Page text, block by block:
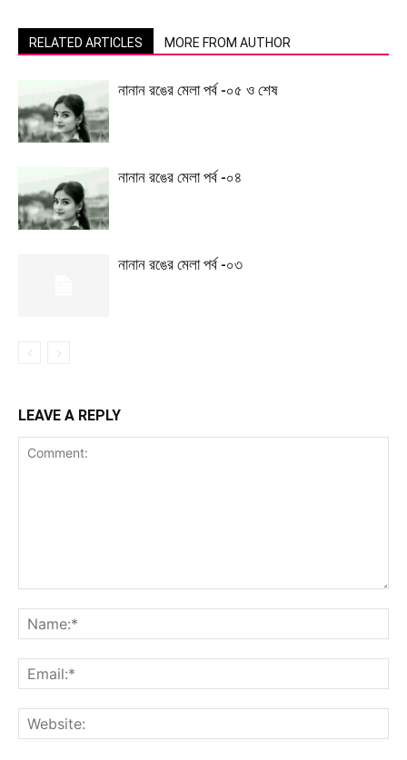
RELATED ARTICLES MORE FROM AUTHOR
নানান রঙের মেলা পর্ব -০৫ ও শেষ
নানান রঙের মেলা পর্ব -০৪
নানান রঙের মেলা পর্ব -০৩
LEAVE A REPLY